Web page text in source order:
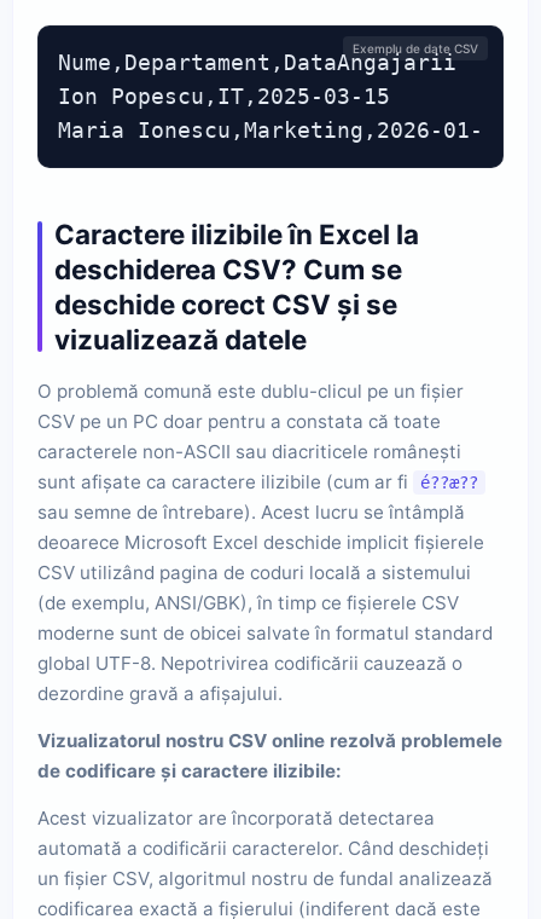
Exemplu de date CSV
Nume,Departament,DataAngajarii
Ion Popescu,IT,2025-03-15
Maria Ionescu,Marketing,2026-01-10
Caractere ilizibile în Excel la
deschiderea CSV? Cum se
deschide corect CSV și se
vizualizează datele
O problemă comună este dublu-clicul pe un fișier
CSV pe un PC doar pentru a constata că toate
caracterele non-ASCII sau diacriticele românești
sunt afișate ca caractere ilizibile (cum ar fi
é??æ??
sau semne de întrebare). Acest lucru se întâmplă
deoarece Microsoft Excel deschide implicit fișierele
CSV utilizând pagina de coduri locală a sistemului
(de exemplu, ANSI/GBK), în timp ce fișierele CSV
moderne sunt de obicei salvate în formatul standard
global UTF-8. Nepotrivirea codificării cauzează o
dezordine gravă a afișajului.
Vizualizatorul nostru CSV online rezolvă problemele
de codificare și caractere ilizibile:
Acest vizualizator are încorporată detectarea
automată a codificării caracterelor. Când deschideți
un fișier CSV, algoritmul nostru de fundal analizează
codificarea exactă a fișierului (indiferent dacă este